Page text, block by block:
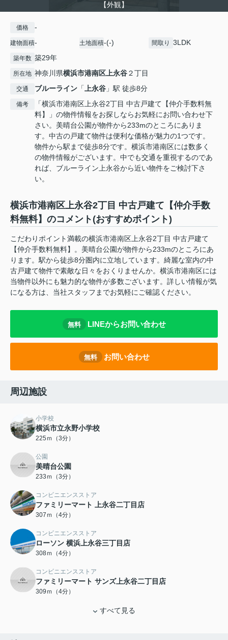
【外観】
価格 -
建物面積- 土地面積-(-) 間取り 3LDK
築年数 築29年
所在地 神奈川県横浜市港南区上永谷２丁目
交通 ブルーライン 「上永谷 」駅 徒歩8分
備考
「横浜市港南区上永谷2丁目 中古戸建て【仲介手数料無
料】」の物件情報をお探しならお気軽にお問い合わせ下
さい。美晴台公園が物件から233mのところにありま
す。中古の戸建て物件は便利な価格が魅力の1つです。
物件から駅まで徒歩8分です。横浜市港南区には数多く
の物件情報がございます。中でも交通を重視するのであ
れば、ブルーライン上永谷から近い物件をご検討下さ
い。
横浜市港南区上永谷2丁目 中古戸建て【仲介手数
料無料】のコメント(おすすめポイント)
こだわりポイント満載の横浜市港南区上永谷2丁目 中古戸建て
【仲介手数料無料】。美晴台公園が物件から233mのところにあ
ります。駅から徒歩8分圏内に立地しています。綺麗な室内の中
古戸建て物件で素敵な日々をおくりませんか。横浜市港南区には
当物件以外にも魅力的な物件が多数ございます。詳しい情報が気
になる方は、当社スタッフまでお気軽にご確認ください。
無料 LINEからお問い合わせ
無料 お問い合わせ
周辺施設
小学校
横浜市立永野小学校
225ｍ（3分）
公園
美晴台公園
233ｍ（3分）
コンビニエンスストア
ファミリーマート 上永谷二丁目店
307ｍ（4分）
コンビニエンスストア
ローソン 横浜上永谷三丁目店
308ｍ（4分）
コンビニエンスストア
ファミリーマート サンズ上永谷二丁目店
309ｍ（4分）
すべて見る